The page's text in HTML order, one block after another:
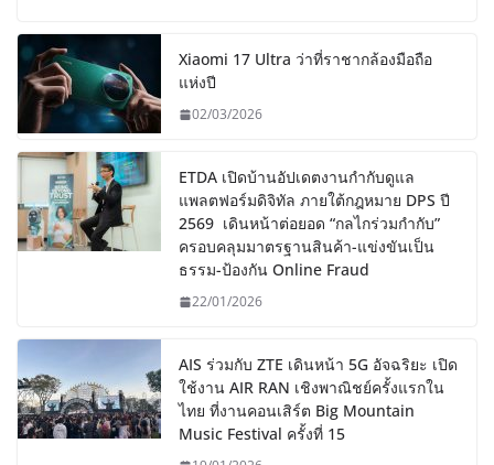
Xiaomi 17 Ultra ว่าที่ราชากล้องมือถือ
แห่งปี
02/03/2026
ETDA เปิดบ้านอัปเดตงานกำกับดูแล
แพลตฟอร์มดิจิทัล ภายใต้กฎหมาย DPS ปี
2569 เดินหน้าต่อยอด “กลไกร่วมกำกับ”
ครอบคลุมมาตรฐานสินค้า-แข่งขันเป็น
ธรรม-ป้องกัน Online Fraud
22/01/2026
AIS ร่วมกับ ZTE เดินหน้า 5G อัจฉริยะ เปิด
ใช้งาน AIR RAN เชิงพาณิชย์ครั้งแรกใน
ไทย ที่งานคอนเสิร์ต Big Mountain
Music Festival ครั้งที่ 15